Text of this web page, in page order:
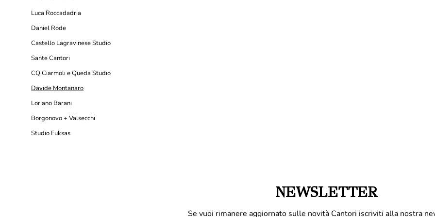
Luca Roccadadria
Daniel Rode
Castello Lagravinese Studio
Sante Cantori
CQ Ciarmoli e Queda Studio
Davide Montanaro
Loriano Barani
Borgonovo + Valsecchi
Studio Fuksas
NEWSLETTER
Se vuoi rimanere aggiornato sulle novità Cantori iscriviti alla nostra